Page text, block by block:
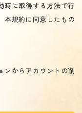
時に取得する方法で行
本規約に同意したもの
ンからアカウントの削